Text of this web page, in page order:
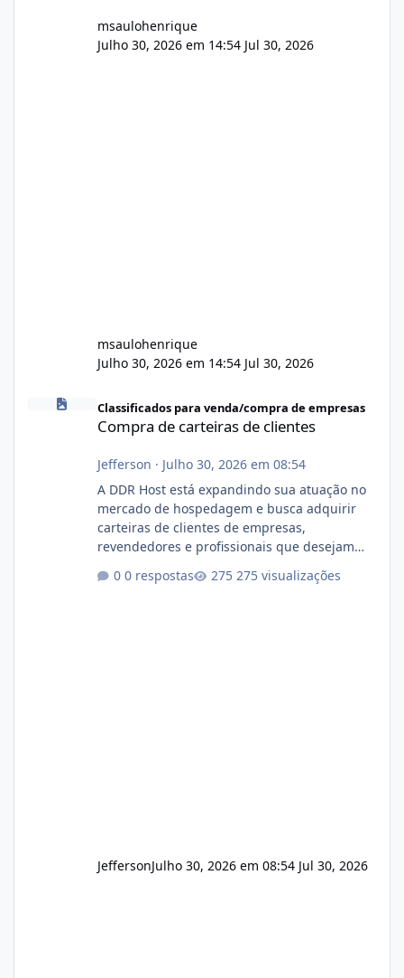
msaulohenrique
Julho 30, 2026 em 14:54 Jul 30, 2026
msaulohenrique
Julho 30, 2026 em 14:54 Jul 30, 2026
Compra de carteiras de clientes
Classificados para venda/compra de empresas
Compra de carteiras de clientes
Jefferson · Julho 30, 2026 em 08:54
A DDR Host está expandindo sua atuação no
mercado de hospedagem e busca adquirir
carteiras de clientes de empresas,
revendedores e profissionais que desejam
operação. Se você possui clientes ativos de
0 respostas 275 visualizações
JeffersonJulho 30, 2026 em 08:54 Jul 30, 2026